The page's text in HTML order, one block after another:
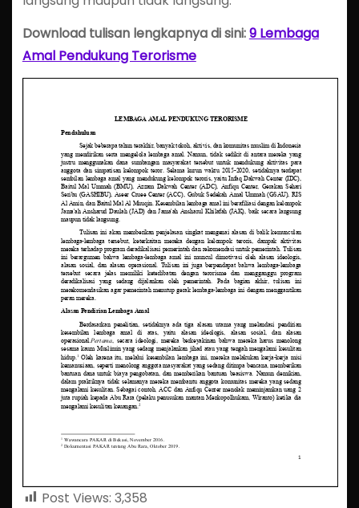
Download tulisan lengkapnya di sini:9 Lembaga
Amal Pendukung Terorisme
Post Views: 3,358